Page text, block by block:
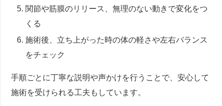
関節や筋膜のリリース、無理のない動きで変化をつ
くる
施術後、立ち上がった時の体の軽さや左右バランス
をチェック
手順ごとに丁寧な説明や声かけを行うことで、安心して
施術を受けられる工夫もしています。